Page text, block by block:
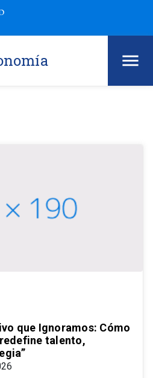
que Ignoramos: Cómo
talento,